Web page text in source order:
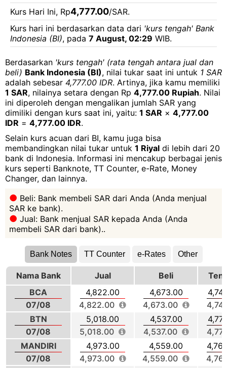
Kurs Hari Ini, Rp4,777.00/SAR.
Kurs hari ini berdasarkan data dari 'kurs tengah' Bank
Indonesia (BI), pada 7 August, 02:29 WIB.
Berdasarkan 'kurs tengah' (rata tengah antara jual dan
beli) Bank Indonesia (BI), nilai tukar saat ini untuk 1 SAR
adalah sebesar 4,777.00 IDR. Artinya, jika kamu memiliki
1 SAR, nilainya setara dengan Rp 4,777.00 Rupiah. Nilai
ini diperoleh dengan mengalikan jumlah SAR yang
dimiliki dengan kurs saat ini, yaitu: 1 SAR × 4,777.00
IDR = 4,777.00 IDR.
Selain kurs acuan dari BI, kamu juga bisa
membandingkan nilai tukar untuk 1 Riyal di lebih dari 20
bank di Indonesia. Informasi ini mencakup berbagai jenis
kurs seperti Banknote, TT Counter, e-Rate, Money
Changer, dan lainnya.
Beli: Bank membeli SAR dari Anda (Anda menjual
SAR ke bank).
Jual: Bank menjual SAR kepada Anda (Anda
membeli SAR dari bank)..
Bank Notes TT Counter e-Rates Other
Nama Bank Jual Beli
BCA
07/08
4,822.00
4,822.00
4,673.00
4,673.00
BTN
07/08
5,018.00
5,018.00
4,537.00
4,537.00
MANDIRI
07/08
4,973.00
4,973.00
4,559.00
4,559.00